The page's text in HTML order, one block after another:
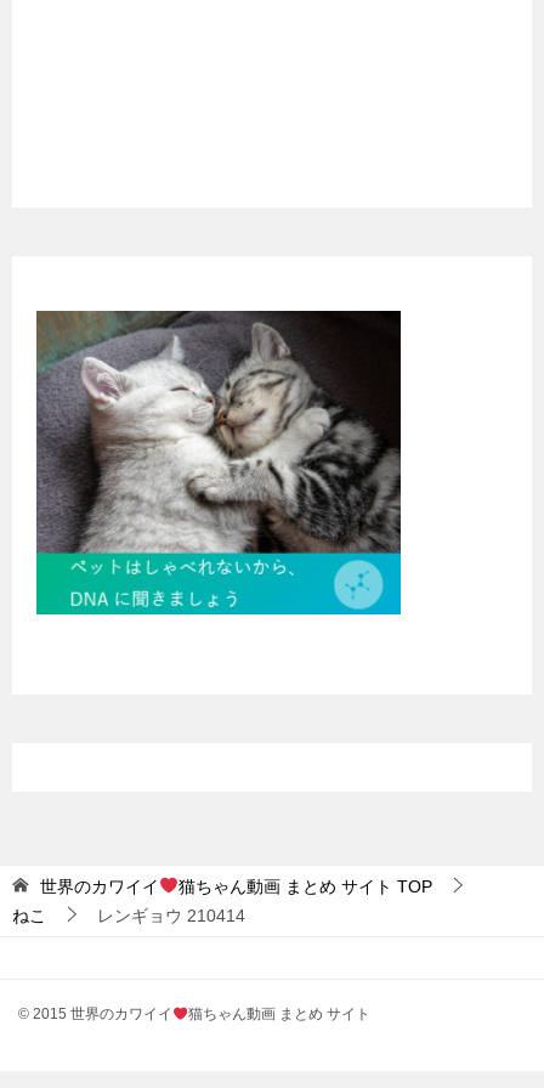
世界のカワイイ 猫ちゃん動画 まとめ サイト TOP
ねこ
レンギョウ 210414
© 2015 世界のカワイイ 猫ちゃん動画 まとめ サイト